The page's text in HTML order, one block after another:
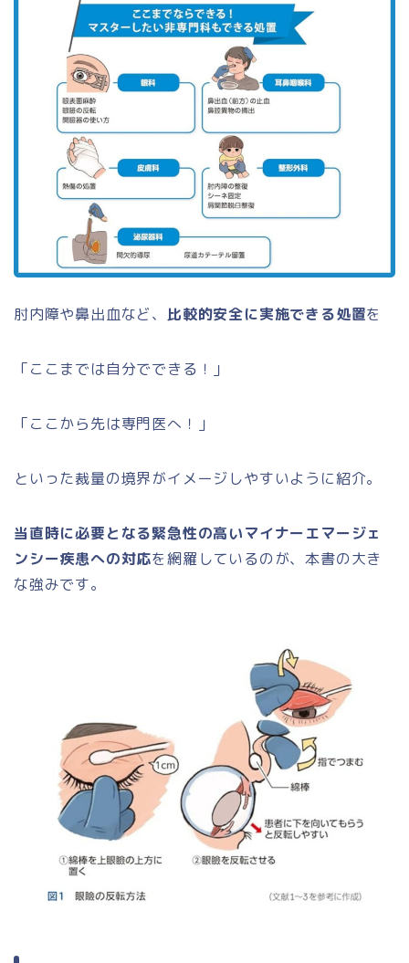
肘内障や鼻出血など、 比較的安全に実施できる処置を
「ここまでは自分でできる！」
「ここから先は専門医へ！」
といった裁量の境界がイメージしやすいように紹介。
当直時に必要となる緊急性の高いマイナーエマージェ
ンシー疾患への対応を網羅しているのが、本書の大き
な強みです。